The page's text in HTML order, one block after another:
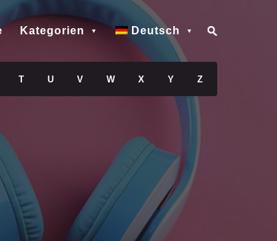
Kategorien Deutsch
T U V W X Y Z